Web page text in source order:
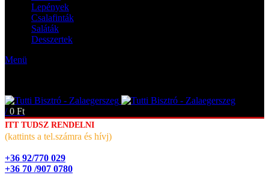
Lepények
Csalafinták
Saláták
Desszertek
Menü
/ 0 Ft
ITT TUDSZ RENDELNI
(kattints a tel.számra és hívj)
+36 92/770 029
+36 70 /907 0780